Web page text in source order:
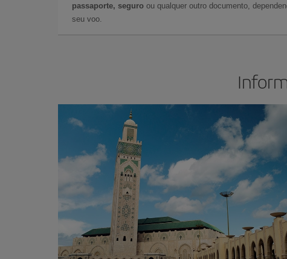
passaporte, seguro ou qualquer outro documento,
seu voo.